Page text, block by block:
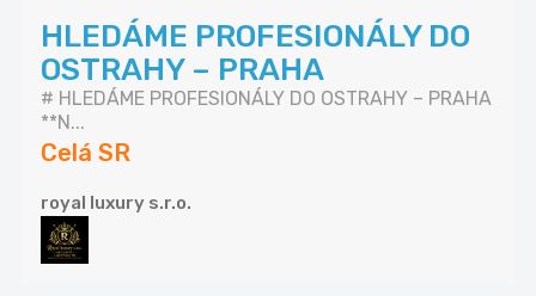
HLEDÁME PROFESIONÁLY DO
OSTRAHY – PRAHA
# HLEDÁME PROFESIONÁLY DO OSTRAHY – PRAHA
**N...
Celá SR
royal luxury s.r.o.